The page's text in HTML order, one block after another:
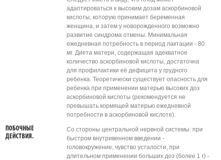
адаптироваться к высоким дозам аскорбиновой
кислоты, которую принимает беременная
женщина, и затем у новорожденного возможно
развитие синдрома отмены. Минимальная
ежедневная потребность в период лактации - 80
мг. Диета матери, содержащая адекватное
количество аскорбиновой кислоты, достаточна
для профилактики её дефицита у грудного
ребенка. Теоретически существует опасность для
ребенка при применении матерью высоких доз
аскорбиновой кислоты (рекомендуется не
превышать кормящей матерью ежедневной
потребности в аскорбиновой кислоте).
ПОБОЧНЫЕ
ДЕЙСТВИЯ.
Со стороны центральной нервной системы: при
быстром внутривенном введении -
головокружение, чувство усталости, при
длительном применении больших доз (более 1 г) -